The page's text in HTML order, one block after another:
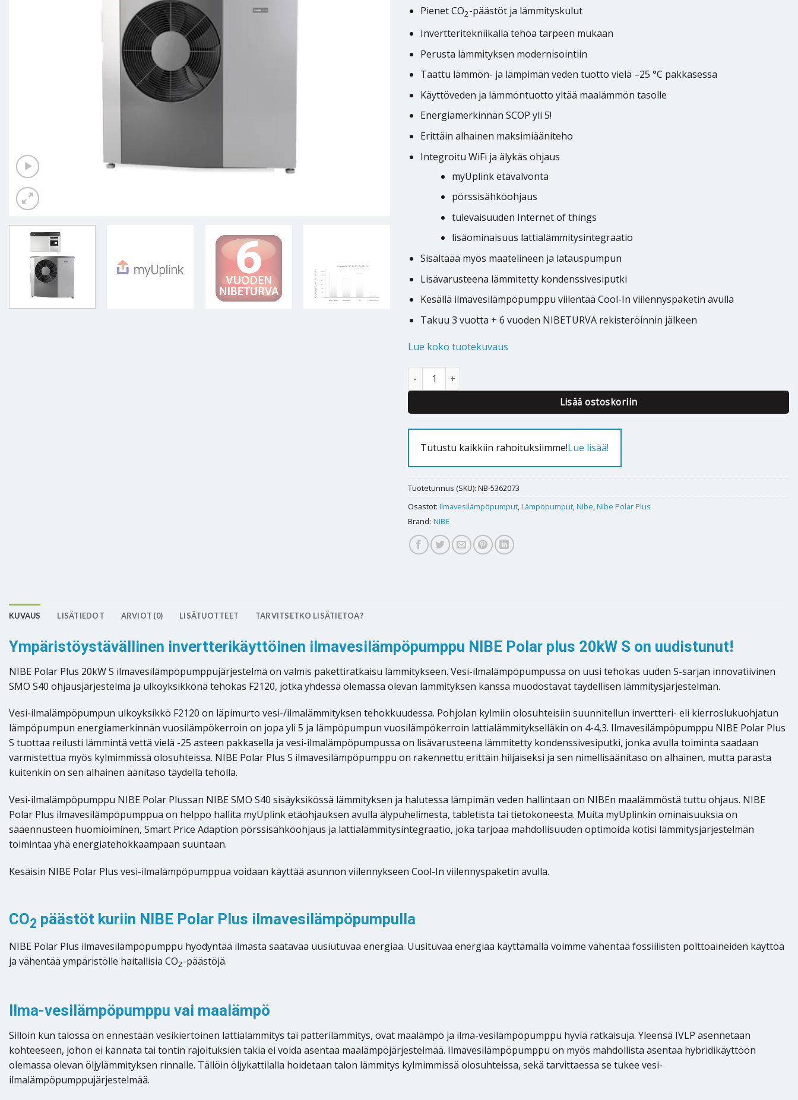
Pienet CO2-päästöt ja lämmityskulut
Invertteritekniikalla tehoa tarpeen mukaan
Perusta lämmityksen modernisointiin
Taattu lämmön- ja lämpimän veden tuotto vielä –25 °C pakkasessa
Käyttöveden ja lämmöntuotto yltää maalämmön tasolle
Energiamerkinnän SCOP yli 5!
Erittäin alhainen maksimiääniteho
Integroitu WiFi ja älykäs ohjaus
myUplink etävalvonta
pörssisähköohjaus
tulevaisuuden Internet of things
lisäominaisuus lattialämmitysintegraatio
Sisältäää myös maatelineen ja latauspumpun
Lisävarusteena lämmitetty kondenssivesiputki
Kesällä ilmavesilämpöpumppu viilentää Cool-In viilennyspaketin avulla
Takuu 3 vuotta + 6 vuoden NIBETURVA rekisteröinnin jälkeen
Lue koko tuotekuvaus
Ilmavesilämpöpumppu NIBE Polar Plus 20kW S määrä
Lisää ostoskoriin
Alternative:
Tutustu kaikkiin rahoituksiimme!Lue lisää!
Tuotetunnus (SKU): NB-5362073
Osastot: Ilmavesilämpöpumput,Lämpöpumput,Nibe,Nibe Polar Plus
Brand: NIBE
KUVAUS LISÄTIEDOT ARVIOT (0) LISÄTUOTTEET TARVITSETKO LISÄTIETOA?
Ympäristöystävällinen invertterikäyttöinen ilmavesilämpöpumppu NIBE Polar plus 20kW S on uudistunut!
NIBE Polar Plus 20kW S ilmavesilämpöpumppujärjestelmä on valmis pakettiratkaisu lämmitykseen. Vesi-ilmalämpöpumpussa on uusi tehokas uuden S-sarjan innovatiivinen
SMO S40 ohjausjärjestelmä ja ulkoyksikkönä tehokas F2120, jotka yhdessä olemassa olevan lämmityksen kanssa muodostavat täydellisen lämmitysjärjestelmän.
Vesi-ilmalämpöpumpun ulkoyksikkö F2120 on läpimurto vesi-/ilmalämmityksen tehokkuudessa. Pohjolan kylmiin olosuhteisiin suunnitellun invertteri- eli kierroslukuohjatun
lämpöpumpun energiamerkinnän vuosilämpökerroin on jopa yli 5 ja lämpöpumpun vuosilämpökerroin lattialämmitykselläkin on 4-4,3. Ilmavesilämpöpumppu NIBE Polar Plus
S tuottaa reilusti lämmintä vettä vielä -25 asteen pakkasella ja vesi-ilmalämpöpumpussa on lisävarusteena lämmitetty kondenssivesiputki, jonka avulla toiminta saadaan
varmistettua myös kylmimmissä olosuhteissa. NIBE Polar Plus S ilmavesilämpöpumppu on rakennettu erittäin hiljaiseksi ja sen nimellisäänitaso on alhainen, mutta parasta
kuitenkin on sen alhainen äänitaso täydellä teholla.
Vesi-ilmalämpöpumppu NIBE Polar Plussan NIBE SMO S40 sisäyksikössä lämmityksen ja halutessa lämpimän veden hallintaan on NIBEn maalämmöstä tuttu ohjaus. NIBE
Polar Plus ilmavesilämpöpumppua on helppo hallita myUplink etäohjauksen avulla älypuhelimesta, tabletista tai tietokoneesta. Muita myUplinkin ominaisuuksia on
sääennusteen huomioiminen, Smart Price Adaption pörssisähköohjaus ja lattialämmitysintegraatio, joka tarjoaa mahdollisuuden optimoida kotisi lämmitysjärjestelmän
toimintaa yhä energiatehokkaampaan suuntaan.
Kesäisin NIBE Polar Plus vesi-ilmalämpöpumppua voidaan käyttää asunnon viilennykseen Cool-In viilennyspaketin avulla.
CO2 päästöt kuriin NIBE Polar Plus ilmavesilämpöpumpulla
NIBE Polar Plus ilmavesilämpöpumppu hyödyntää ilmasta saatavaa uusiutuvaa energiaa. Uusituvaa energiaa käyttämällä voimme vähentää fossiilisten polttoaineiden käyttöä
ja vähentää ympäristölle haitallisia CO2-päästöjä.
Ilma-vesilämpöpumppu vai maalämpö
Silloin kun talossa on ennestään vesikiertoinen lattialämmitys tai patterilämmitys, ovat maalämpö ja ilma-vesilämpöpumppu hyviä ratkaisuja. Yleensä IVLP asennetaan
kohteeseen, johon ei kannata tai tontin rajoituksien takia ei voida asentaa maalämpöjärjestelmää. Ilmavesilämpöpumppu on myös mahdollista asentaa hybridikäyttöön
olemassa olevan öljylämmityksen rinnalle. Tällöin öljykattilalla hoidetaan talon lämmitys kylmimmissä olosuhteissa, sekä tarvittaessa se tukee vesi-
ilmalämpöpumppujärjestelmää.